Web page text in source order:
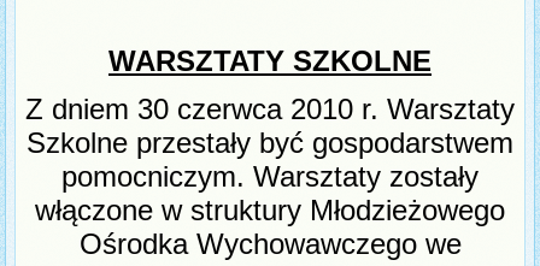
WARSZTATY SZKOLNE
Z dniem 30 czerwca 2010 r. Warsztaty
Szkolne przestały być gospodarstwem
pomocniczym. Warsztaty zostały
włączone w struktury Młodzieżowego
Ośrodka Wychowawczego we